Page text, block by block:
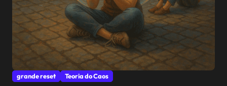
grande reset Teoria do Caos